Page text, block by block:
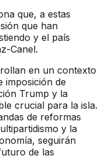
que, a estas
que han
y el país
Canel.
en un contexto
imposición de
Trump y la
crucial para la isla.
de reformas
y la
seguirán
de las